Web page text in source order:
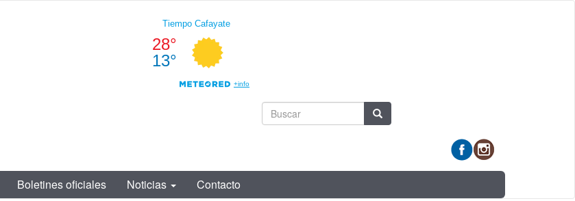
Formulario
búsqueda
Boletines oficiales Noticias Contacto